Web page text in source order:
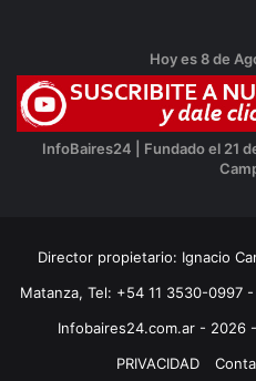
Hoy es 8 de
InfoBaires24 | Fundado el 21
Director propietario: Ignacio
Matanza, Tel: +54 11 3530-0997
Infobaires24.com.ar - 2026
PRIVACIDAD